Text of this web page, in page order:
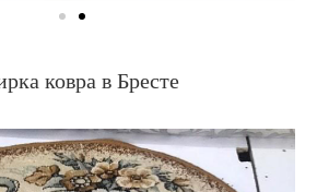
ковра в Бресте